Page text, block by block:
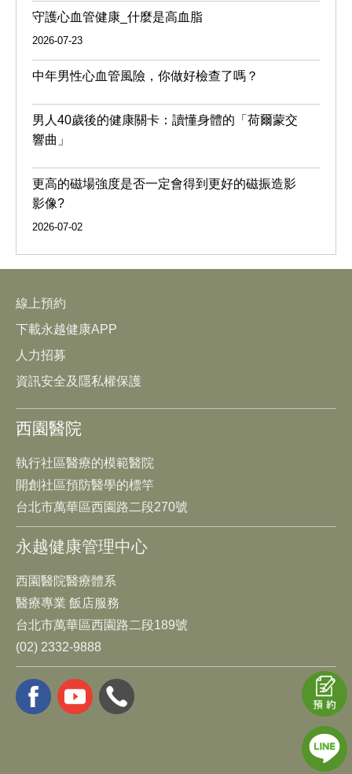
守護心血管健康_什麼是高血脂
2026-07-23
中年男性心血管風險，你做好檢查了嗎？
男人40歲後的健康關卡：讀懂身體的「荷爾蒙交
響曲」
更高的磁場強度是否一定會得到更好的磁振造影
影像?
2026-07-02
線上預約
下載永越健康APP
人力招募
資訊安全及隱私權保護
西園醫院
執行社區醫療的模範醫院
開創社區預防醫學的標竿
台北市萬華區西園路二段270號
永越健康管理中心
西園醫院醫療體系
醫療專業 飯店服務
台北市萬華區西園路二段189號
(02) 2332-9888